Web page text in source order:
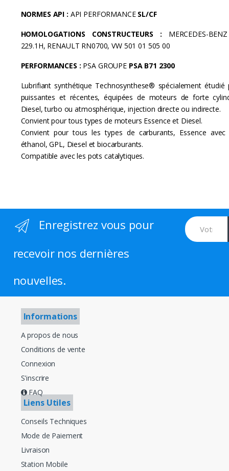
r
o
u
s
e
l
T
a
NORMES API : API PERFORMANCE SL/CF
HOMOLOGATIONS CONSTRUCTEURS : MERCEDES-
229.1H, RENAULT RN0700, VW 501 01 505 00
PERFORMANCES : PSA GROUPE PSA B71 2300
Lubrifiant synthétique Technosynthese® spécialement
puissantes et récentes, équipées de moteurs de forte
Diesel, turbo ou atmosphérique, injection directe ou indirecte.
Convient pour tous types de moteurs Essence et Diesel.
Convient pour tous les types de carburants, Essence
éthanol, GPL, Diesel et biocarburants.
Compatible avec les pots catalytiques.
Enregistrez vous pour
recevoir nos dernières
nouvelles.
Informations
A propos de nous
Conditions de vente
Connexion
S'inscrire
FAQ
Liens Utiles
Conseils Techniques
Mode de Paiement
Livraison
Station Mobile